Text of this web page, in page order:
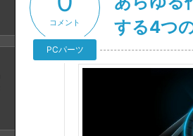
する4つ
コメント
PCパーツ